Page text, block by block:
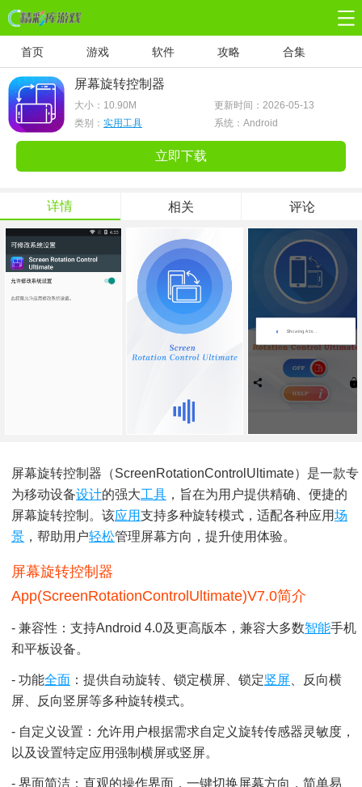
首页 游戏 软件 攻略 合集
屏幕旋转控制器
app(ScreenRotationControlUltimate)v7.0
大小： 10.90M
更新时间：2026-05-13
类别： 实用工具 系统：Android
立即下载
详情 相关 评论
屏幕旋转控制器（ScreenRotationControlUltimate）是一款专
为移动设备设计的强大工具 ，旨在为用户提供精确、便捷的
屏幕旋转控制。该应用支持多种旋转模式，适配各种应用场
景 ，帮助用户轻松管理屏幕方向，提升使用体验。
屏幕旋转控制器
App(ScreenRotationControlUltimate)v7.0简介
- 兼容性：支持Android 4.0及更高版本，兼容大多数智能手机
和平板设备。
- 功能全面 ：提供自动旋转、锁定横屏、锁定竖屏 、反向横
屏、反向竖屏等多种旋转模式。
- 自定义设置：允许用户根据需求自定义旋转传感器灵敏度，
以及设置特定应用强制横屏或竖屏。
- 界面简洁：直观的操作界面，一键切换屏幕方向，简单易